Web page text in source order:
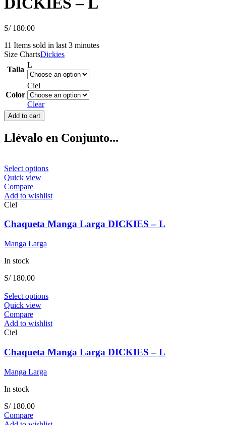
S/180.00
11 Items sold in last 3 minutes
Size ChartsDickies
Talla
L
Color
Ciel
Clear
Chaqueta
Manga
Larga
DICKIES
quantity
Add to cart
Llévalo en Conjunto...
Select optionsThis
multiple
options
Quick view
Compare
Add to wishlist
Ciel
Chaqueta Manga Larga DICKIES – L
Manga Larga
In stock
S/180.00
Select optionsThis
multiple
options
may
Quick view
Compare
Add to wishlist
Ciel
Chaqueta Manga Larga DICKIES – L
Manga Larga
In stock
S/180.00
Compare